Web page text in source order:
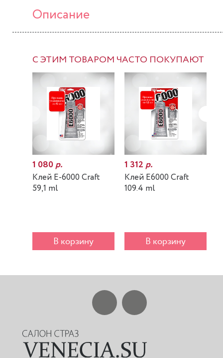
Описание
С ЭТИМ ТОВАРОМ ЧАСТО ПОКУПАЮТ
1 080р.
Клей E-6000 Craft
59,1 ml
В корзину
1 312р.
Клей E6000 Craft
109.4 ml
В корзину